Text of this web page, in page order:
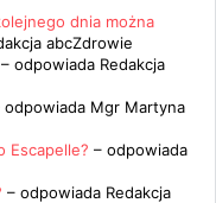
dnia można
abcZdrowie
– odpowiada Redakcja
odpowiada Mgr Martyna
Escapelle? – odpowiada
– odpowiada Redakcja